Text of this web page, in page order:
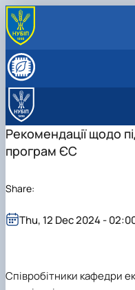
ПРО КАФЕДРУ
«Хто
Освітні
НАУКОВА ДІЯЛЬНІСТЬ
Гурток
Аспірантура
Наукова
МІЖНАРОДНА
НАШІ ОСВІТНІ
Освітня
АБІТУРІЄНТУ
Рекомендації щодо
програм ЄС
Співробітники кафедри
Thu, 12 Dec 2024 -
Share: